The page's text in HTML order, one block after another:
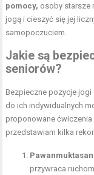
pomocy, osoby starsze
jogą i cieszyć się jej
samopoczuciem.
Jakie są
seniorów?
Bezpieczne pozycje
do ich indywidualnych
proponowane ćwiczenia
przedstawiam kilka
przywraca